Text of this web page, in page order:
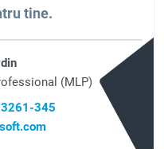
tine.
(MLP)
345